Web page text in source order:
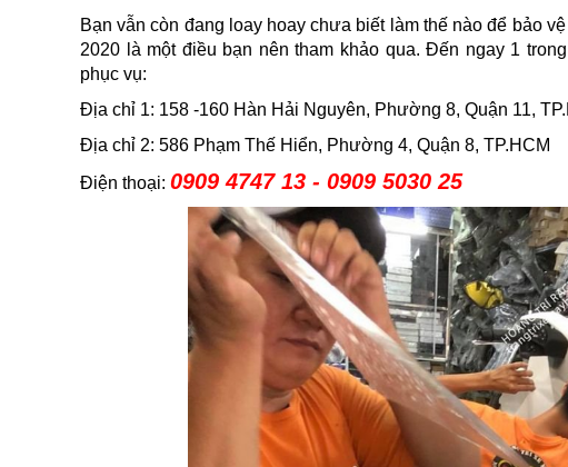
Bạn vẫn còn đang loay hoay chưa biết làm thế nào để bảo
2020 là một điều bạn nên tham khảo qua. Đến ngay 1
phục vụ:
Địa chỉ 1: 158 -160 Hàn Hải Nguyên, Phường 8, Quận 11,
Địa chỉ 2: 586 Phạm Thế Hiển, Phường 4, Quận 8, TP.HCM
Điện thoại: 0909 4747 13 - 0909 5030 25